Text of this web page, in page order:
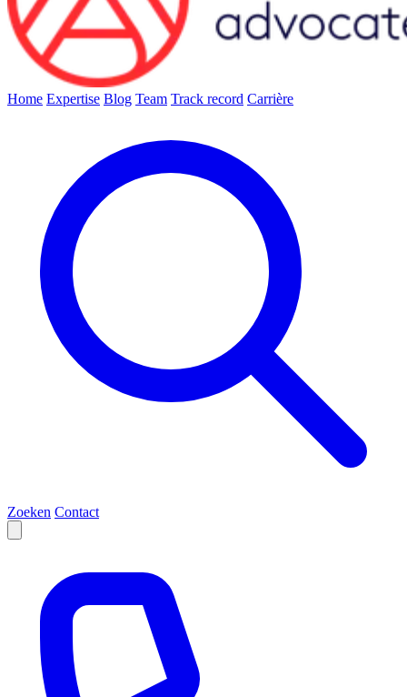
Home Expertise Blog Team Track record Carrière
Zoeken Contact